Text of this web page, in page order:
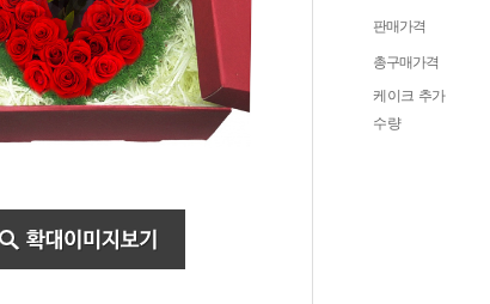
판매가격
총구매가격
케이크 추가
수량